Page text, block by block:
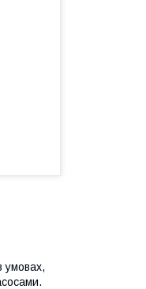
умовах,